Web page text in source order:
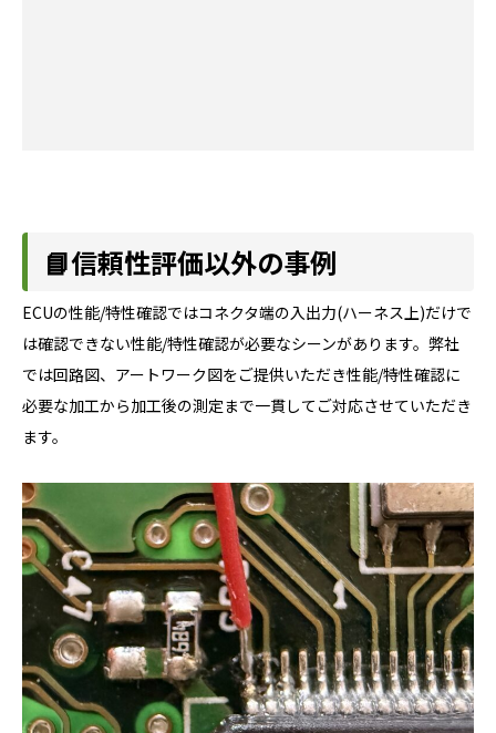
📘信頼性評価以外の事例
ECUの性能/特性確認ではコネクタ端の入出力(ハーネス上)だけで
は確認できない性能/特性確認が必要なシーンがあります。弊社
では回路図、アートワーク図をご提供いただき性能/特性確認に
必要な加工から加工後の測定まで一貫してご対応させていただき
ます。